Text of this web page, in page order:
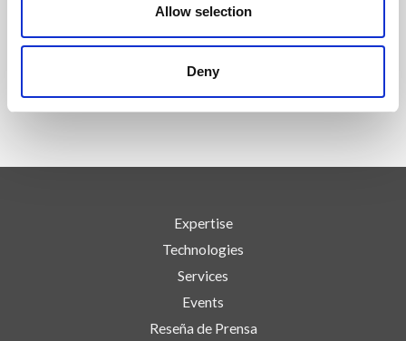
Allow selection
Deny
Expertise
Technologies
Services
Events
Reseña de Prensa